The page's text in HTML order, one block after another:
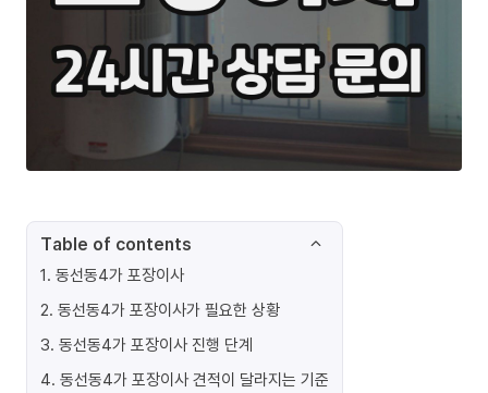
Table of contents
1. 동선동4가 포장이사
2. 동선동4가 포장이사가 필요한 상황
3. 동선동4가 포장이사 진행 단계
4. 동선동4가 포장이사 견적이 달라지는 기준